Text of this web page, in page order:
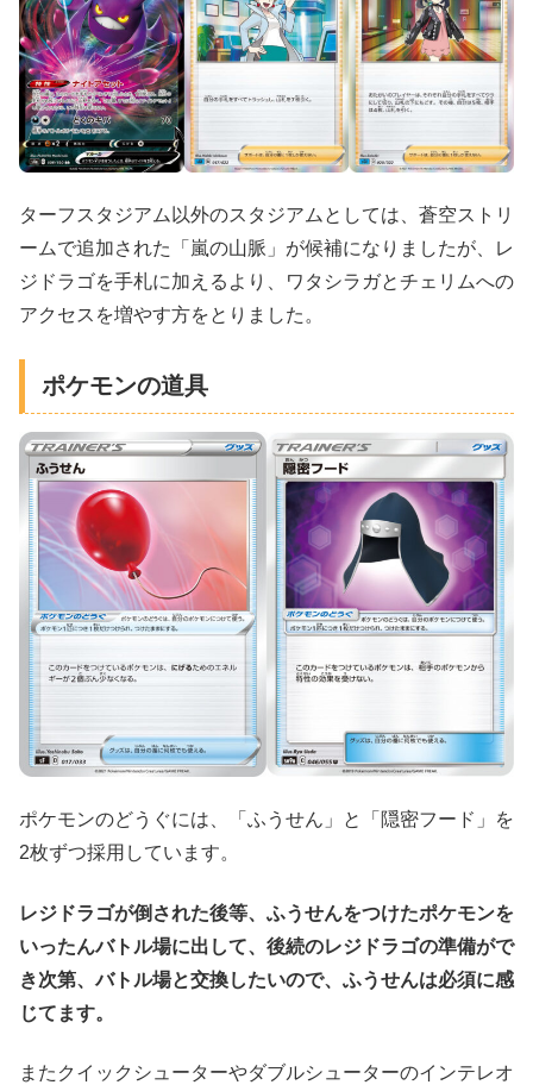
ターフスタジアム以外のスタジアムとしては、蒼空ストリ
ームで追加された「嵐の山脈」が候補になりましたが、レ
ジドラゴを手札に加えるより、ワタシラガとチェリムへの
アクセスを増やす方をとりました。
ポケモンの道具
ポケモンのどうぐには、「ふうせん」と「隠密フード」を
2枚ずつ採用しています。
レジドラゴが倒された後等、ふうせんをつけたポケモンを
いったんバトル場に出して、後続のレジドラゴの準備がで
き次第、バトル場と交換したいので、ふうせんは必須に感
じてます。
またクイックシューターやダブルシューターのインテレオ